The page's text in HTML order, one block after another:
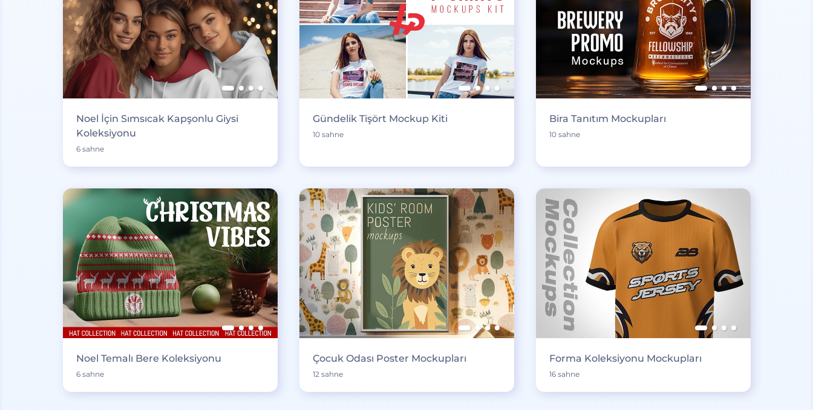
Noel İçin Sımsıcak Kapşonlu Giysi
Koleksiyonu
6 sahne
Gündelik Tişört Mockup Kiti
10 sahne
Bira Tanıtım Mockupları
10 sahne
Noel Temalı Bere Koleksiyonu
6 sahne
Çocuk Odası Poster Mockupları
12 sahne
Forma Koleksiyonu Mockupları
16 sahne